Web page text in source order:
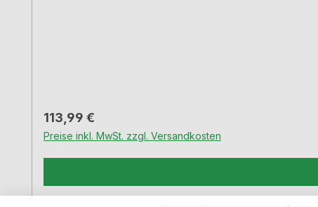
Regulärer Preis:
113,99 €
Preise inkl. MwSt. zzgl. Versandkosten